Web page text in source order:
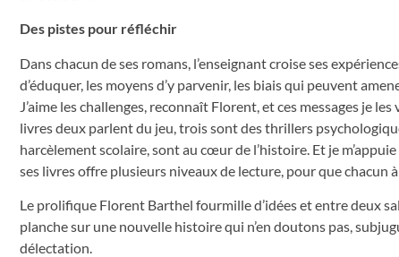
Des pistes pour réfléchir
Dans chacun de ses romans, l’enseignant croise ses
d’éduquer, les moyens d’y parvenir, les biais qui peuvent
J’aime les challenges, reconnaît Florent, et ces messages je
livres deux parlent du jeu, trois sont des thrillers
harcèlement scolaire, sont au cœur de l’histoire. Et je
ses livres offre plusieurs niveaux de lecture, pour que chacun
Le prolifique Florent Barthel fourmille d’idées et entre deux
planche sur une nouvelle histoire qui n’en doutons pas,
délectation.